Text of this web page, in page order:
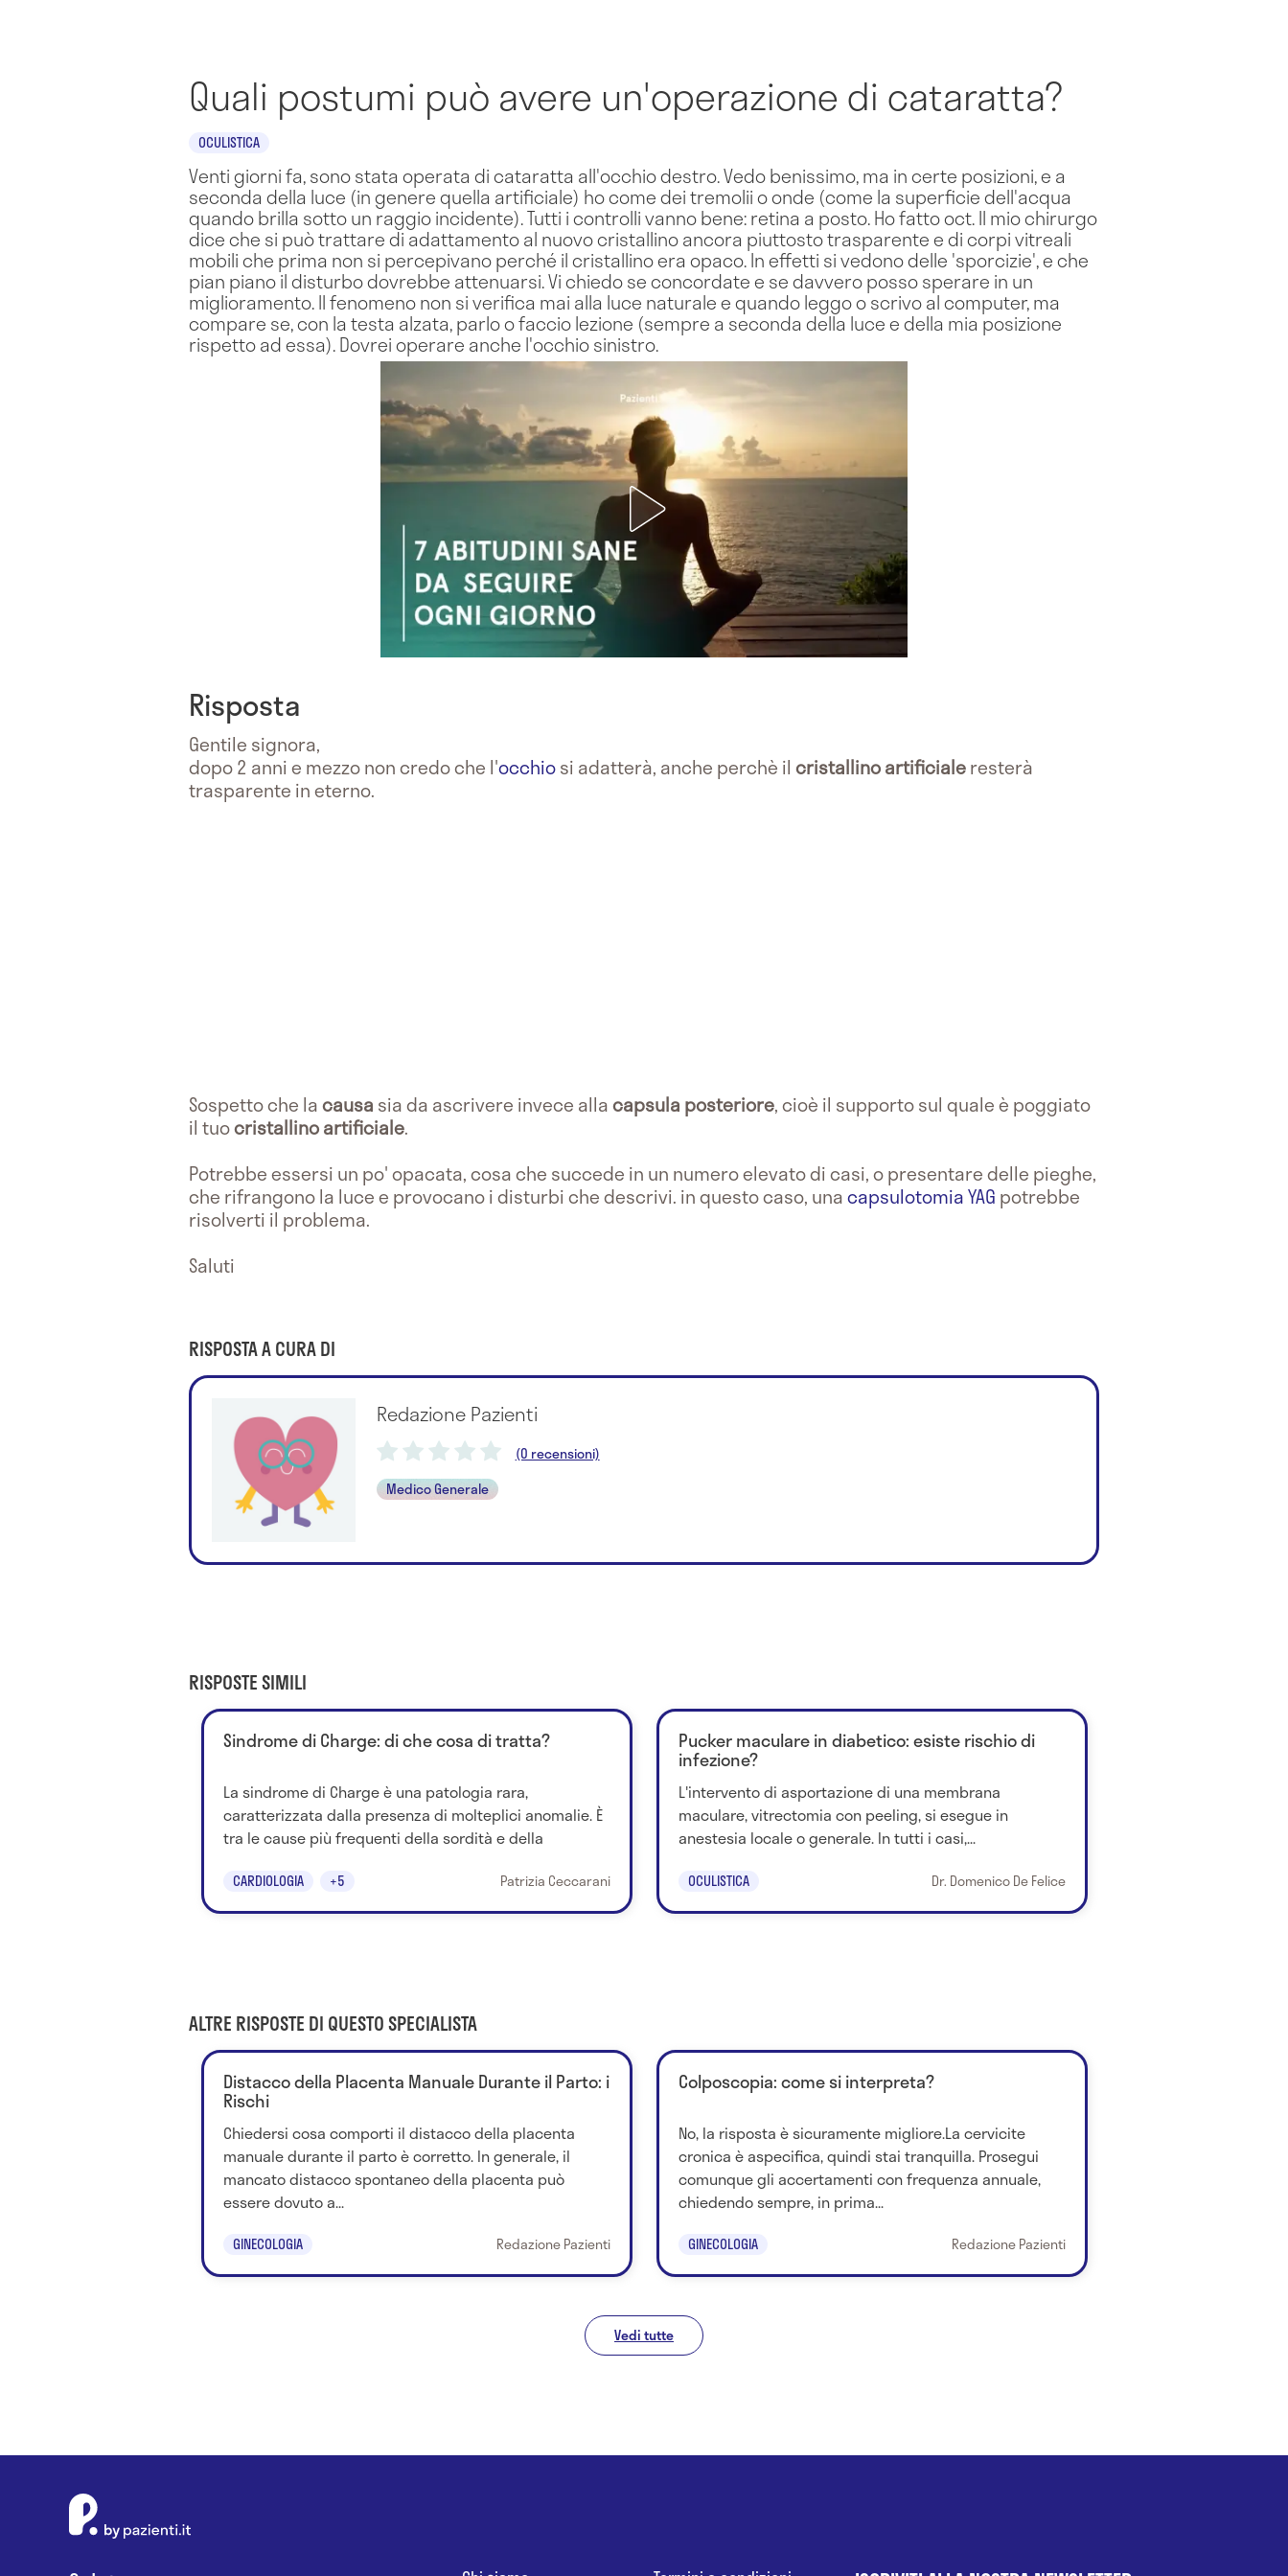
Quali postumi può avere un'operazione di cataratta?
OCULISTICA
Venti giorni fa, sono stata operata di cataratta all'occhio destro. Vedo benissimo, ma in certe posizioni, e a
seconda della luce (in genere quella artificiale) ho come dei tremolii o onde (come la superficie dell'acqua
quando brilla sotto un raggio incidente). Tutti i controlli vanno bene: retina a posto. Ho fatto oct. Il mio chirurgo
dice che si può trattare di adattamento al nuovo cristallino ancora piuttosto trasparente e di corpi vitreali
mobili che prima non si percepivano perché il cristallino era opaco. In effetti si vedono delle 'sporcizie', e che
pian piano il disturbo dovrebbe attenuarsi. Vi chiedo se concordate e se davvero posso sperare in un
miglioramento. Il fenomeno non si verifica mai alla luce naturale e quando leggo o scrivo al computer, ma
compare se, con la testa alzata, parlo o faccio lezione (sempre a seconda della luce e della mia posizione
rispetto ad essa). Dovrei operare anche l'occhio sinistro.
Risposta
Gentile signora,
dopo 2 anni e mezzo non credo che l'occhiosi adatterà, anche perchè il cristallinoartificialeresterà
trasparente in eterno.
Sospetto che lacausa sia da ascrivere invece allacapsula posteriore, cioè il supporto sul quale è poggiato
il tuocristallino artificiale.
Potrebbe essersi un po' opacata, cosa che succede in un numero elevato di casi, o presentare delle pieghe,
che rifrangono la luce e provocano i disturbi che descrivi. in questo caso, unacapsulotomia YAG potrebbe
risolverti il problema.
Saluti
RISPOSTA A CURA DI
Redazione Pazienti
(0 recensioni)
Medico Generale
RISPOSTE SIMILI
Sindrome di Charge: di che cosa di tratta?
La sindrome di Charge è una patologia rara,
caratterizzata dalla presenza di molteplici anomalie. È
tra le cause più frequenti della sordità e della
CARDIOLOGIA +5 Patrizia Ceccarani
Pucker maculare in diabetico: esiste rischio di
infezione?
L'intervento di asportazione di una membrana
maculare, vitrectomia con peeling, si esegue in
anestesia locale o generale. In tutti i casi,...
OCULISTICA Dr. Domenico De Felice
ALTRE RISPOSTE DI QUESTO SPECIALISTA
Distacco della Placenta Manuale Durante il Parto: i
Rischi
Chiedersi cosa comporti il distacco della placenta
manuale durante il parto è corretto. In generale, il
mancato distacco spontaneo della placenta può
essere dovuto a...
GINECOLOGIA Redazione Pazienti
Colposcopia: come si interpreta?
No, la risposta è sicuramente migliore.La cervicite
cronica è aspecifica, quindi stai tranquilla. Prosegui
comunque gli accertamenti con frequenza annuale,
chiedendo sempre, in prima...
GINECOLOGIA Redazione Pazienti
Vedi tutte